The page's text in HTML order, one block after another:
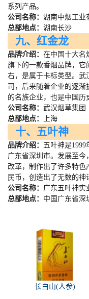
系列产品。
公司名称： 湖南中烟工业
总部地点： 湖南长沙
九、红金龙
品牌介绍： 在中国十大名
旗下的一款香烟品牌，它
右，是属于卡标类型。武
司，后来随着企业的逐
的名族企业，也是中国历
公司名称： 武汉烟草集团
总部地点：
上海
十、五叶神
品牌介绍： 五叶神是1999
广东省深圳市。发展至
改革，制作出了许多特色
民币，创造出了无数的神
公司名称： 广东五叶神实
总部地点： 中国广东省深
长白山(人参)